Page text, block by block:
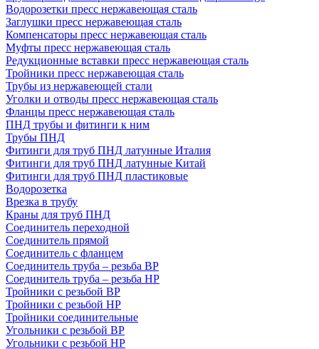
Водорозетки пресс нержавеющая сталь
Заглушки пресс нержавеющая сталь
Компенсаторы пресс нержавеющая сталь
Муфты пресс нержавеющая сталь
Редукционные вставки пресс нержавеющая сталь
Тройники пресс нержавеющая сталь
Трубы из нержавеющей стали
Уголки и отводы пресс нержавеющая сталь
Фланцы пресс нержавеющая сталь
ПНД трубы и фитинги к ним
Трубы ПНД
Фитинги для труб ПНД латунные Италия
Фитинги для труб ПНД латунные Китай
Фитинги для труб ПНД пластиковые
Водорозетка
Врезка в трубу
Краны для труб ПНД
Соединитель переходной
Соединитель прямой
Соединитель с фланцем
Соединитель труба – резьба ВР
Соединитель труба – резьба НР
Тройники с резьбой ВР
Тройники с резьбой НР
Тройники соединительные
Угольники с резьбой ВР
Угольники с резьбой НР